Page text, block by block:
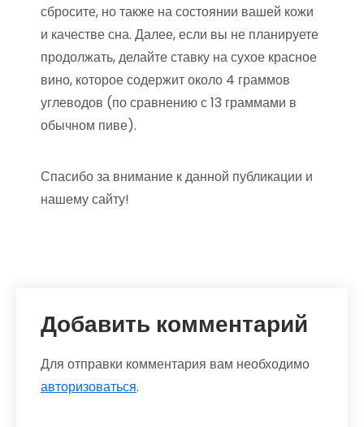
сбросите, но также на состоянии вашей кожи
и качестве сна. Далее, если вы не планируете
продолжать, делайте ставку на сухое красное
вино, которое содержит около 4 граммов
углеводов (по сравнению с 13 граммами в
обычном пиве).
Спасибо за внимание к данной публикации и
нашему сайту!
Добавить комментарий
Для отправки комментария вам необходимо
авторизоваться.